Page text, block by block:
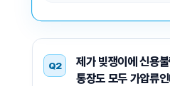
Q2
제가 빚쟁이에 신용
통장도 모두 가압류